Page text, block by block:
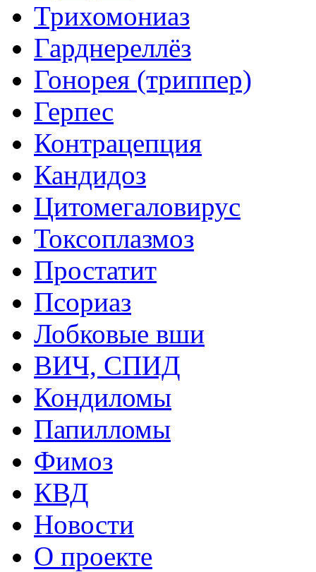
Трихомониаз
Гарднереллёз
Гонорея (триппер)
Герпес
Контрацепция
Кандидоз
Цитомегаловирус
Токсоплазмоз
Простатит
Псориаз
Лобковые вши
ВИЧ, СПИД
Кондиломы
Папилломы
Фимоз
КВД
Новости
О проекте